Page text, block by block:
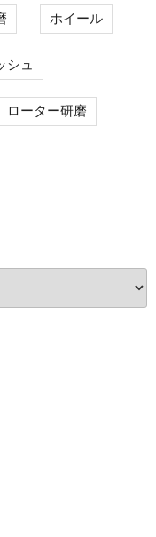
ホイール
シュ
ローター研磨